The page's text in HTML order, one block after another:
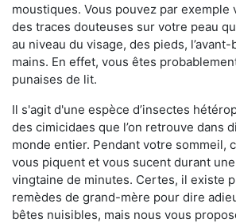
moustiques. Vous pouvez par exemple
des traces douteuses sur votre peau
au niveau du visage, des pieds,
mains. En effet, vous êtes
punaises de lit.
Il s'agit d'une espèce d’insectes
des cimicidaes que l’on retrouve dans
monde entier. Pendant votre sommeil,
vous piquent et vous sucent durant
vingtaine de minutes. Certes, il existe
remèdes de grand-mère pour dire
bêtes nuisibles, mais nous vous